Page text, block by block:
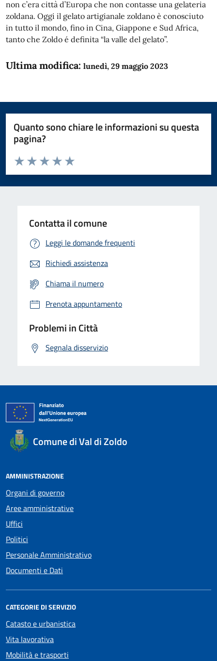
non c’era città d’Europa che non contasse una gelateria
zoldana. Oggi il gelato artigianale zoldano è conosciuto
in tutto il mondo, fino in Cina, Giappone e Sud Africa,
tanto che Zoldo é definita “la valle del gelato”.
Ultima modifica: lunedì, 29 maggio 2023
Quanto sono chiare le informazioni su questa
pagina?
Domanda
Valuta da 1 a 5 stelle la pagina
Valuta 5 stelle su 5
Valuta 4 stelle su 5
Valuta 3 stelle su 5
Valuta 2 stelle su 5
Valuta 1 stelle su 5
Contatta il comune
Leggi le domande frequenti
Richiedi assistenza
Chiama il numero
Prenota appuntamento
Problemi in Città
Segnala disservizio
Comune di Val di Zoldo
AMMINISTRAZIONE
Organi di governo
Aree amministrative
Uffici
Politici
Personale Amministrativo
Documenti e Dati
CATEGORIE DI SERVIZIO
Catasto e urbanistica
Vita lavorativa
Mobilità e trasporti